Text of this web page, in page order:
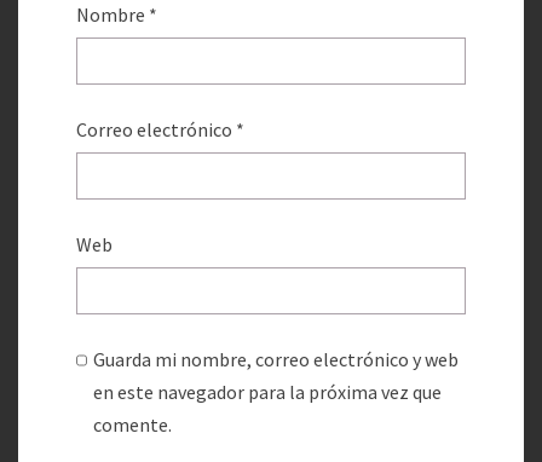
Nombre *
Correo electrónico *
Web
Guarda mi nombre, correo electrónico y web
en este navegador para la próxima vez que
comente.